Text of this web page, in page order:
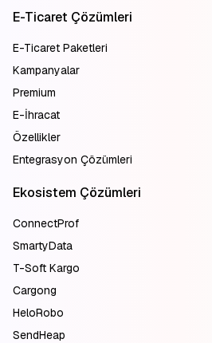
E-Ticaret Çözümleri
E-Ticaret Paketleri
Kampanyalar
Premium
E-İhracat
Özellikler
Entegrasyon Çözümleri
Ekosistem Çözümleri
ConnectProf
SmartyData
T-Soft Kargo
Cargong
HeloRobo
SendHeap